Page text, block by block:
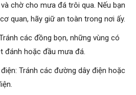
chờ cho mưa đá trôi qua. Nếu bạn
quan, hãy giữ an toàn trong nơi ấy.
các đồng bọn, những vùng có
đánh hoặc đầu mưa đá.
Tránh các đường dây điện hoặc